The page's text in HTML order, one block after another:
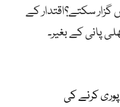
نہیں گزار سکتے؟اقتدار کے
پانی کے بغیر۔
کرنے کی